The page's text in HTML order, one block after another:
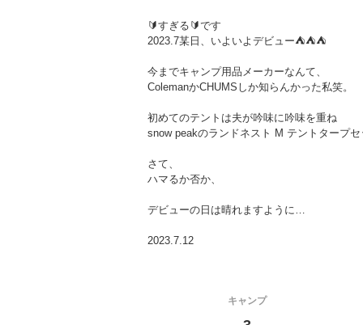
🔰すぎる🔰です
2023.7某日、いよいよデビュー⛺⛺⛺
今までキャンプ用品メーカーなんて、
ColemanかCHUMSしか知らんかった私笑。
初めてのテントは夫が吟味に吟味を重ね
snow peakのランドネスト M テントタープ
さて、
ハマるか否か、
デビューの日は晴れますように…
2023.7.12
キャンプ